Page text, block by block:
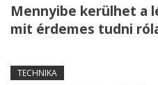
Mennyibe kerülhet a
mit érdemes tudni
TECHNIKA